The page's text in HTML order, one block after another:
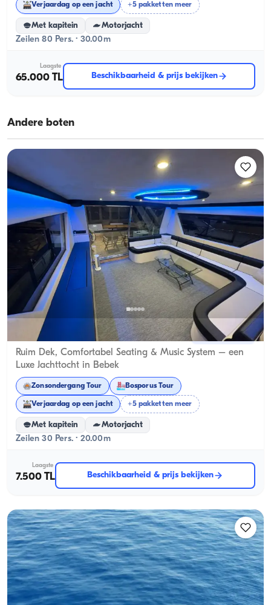
Verjaardag op een jacht +5 pakketten meer
Met kapitein Motorjacht
Zeilen 80 Pers. · 30.00m
Laagste
65.000 TL Beschikbaarheid & prijs bekijken
Andere boten
Bebek, İstanbul Nieuwe boot
Ruim Dek, Comfortabel Seating & Music System – een
Luxe Jachttocht in Bebek
Zonsondergang Tour Bosporus Tour
Verjaardag op een jacht +5 pakketten meer
Met kapitein Motorjacht
Zeilen 30 Pers. · 20.00m
Laagste
7.500 TL Beschikbaarheid & prijs bekijken